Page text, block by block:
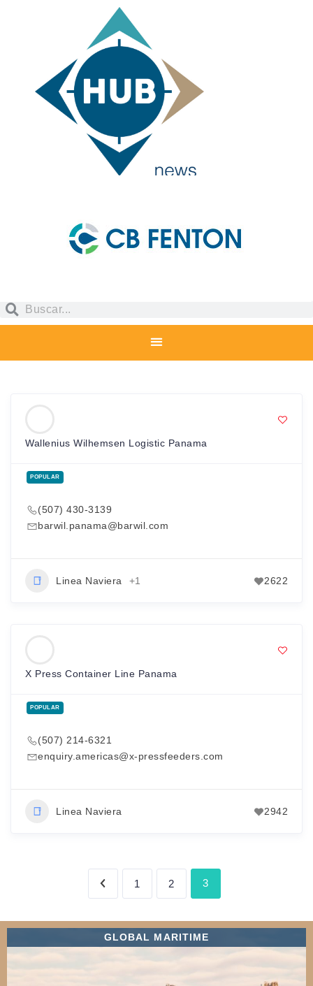
Wallenius Wilhemsen Logistic Panama
POPULAR
(507) 430-3139
barwil.panama@barwil.com
Linea Naviera +1 2622
X Press Container Line Panama
POPULAR
(507) 214-6321
enquiry.americas@x-pressfeeders.com
Linea Naviera 2942
1 2 3
GLOBAL MARITIME